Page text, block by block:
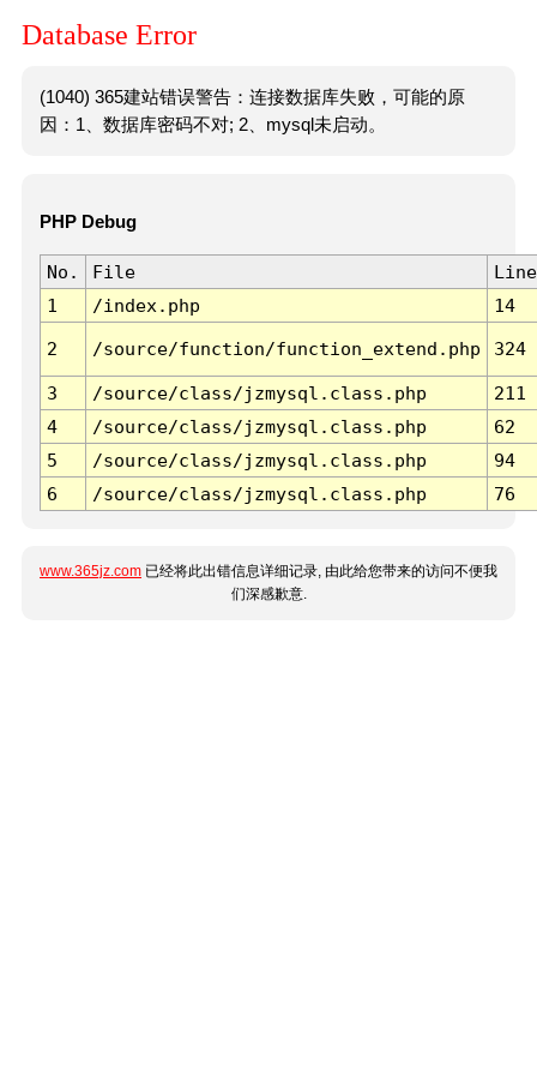
Database Error
(1040) 365建站错误警告：连接数据库失败，可能的原
因：1、数据库密码不对; 2、mysql未启动。
PHP Debug
No. File
Line
1
/index.php 14
2 /source/function/function_extend.php 324
3 /source/class/jzmysql.class.php
211
4
/source/class/jzmysql.class.php
62
5
/source/class/jzmysql.class.php
94
6
/source/class/jzmysql.class.php 76
www.365jz.com 已经将此出错信息详细记录, 由此给您带来的访问不便我
们深感歉意.